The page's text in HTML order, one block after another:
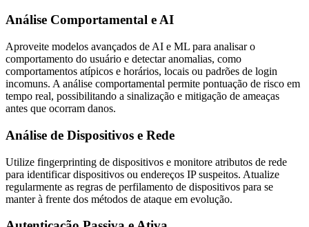
Análise Comportamental e AI
Aproveite modelos avançados de AI e ML para analisar o
comportamento do usuário e detectar anomalias, como
comportamentos atípicos e horários, locais ou padrões de login
incomuns. A análise comportamental permite pontuação de risco em
tempo real, possibilitando a sinalização e mitigação de ameaças
antes que ocorram danos.
Análise de Dispositivos e Rede
Utilize fingerprinting de dispositivos e monitore atributos de rede
para identificar dispositivos ou endereços IP suspeitos. Atualize
regularmente as regras de perfilamento de dispositivos para se
manter à frente dos métodos de ataque em evolução.